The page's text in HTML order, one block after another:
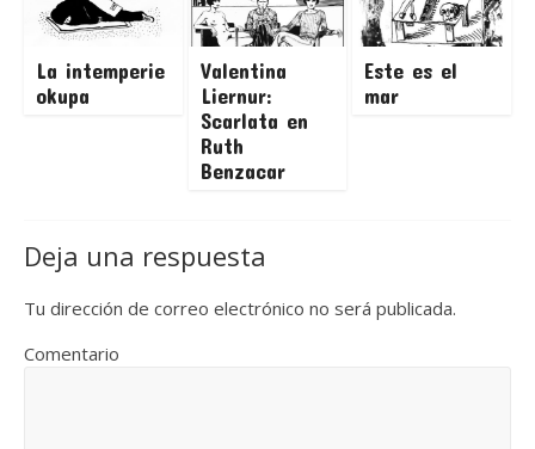
La intemperie
okupa
Valentina
Liernur:
Scarlata en
Ruth
Benzacar
Este es el
mar
Deja una respuesta
Tu dirección de correo electrónico no será publicada.
Comentario